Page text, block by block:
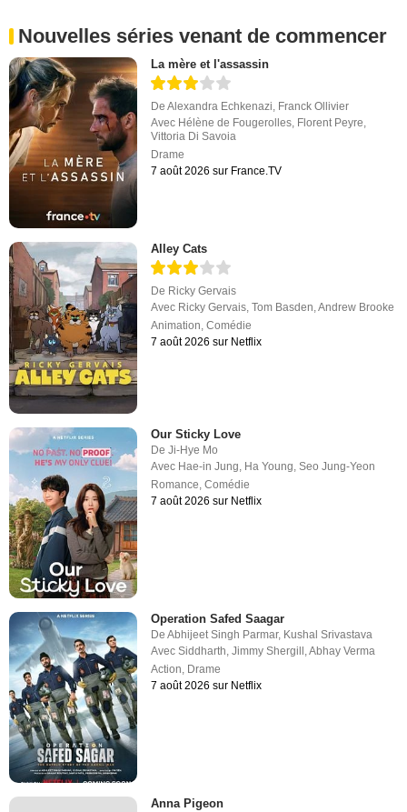
Nouvelles séries venant de commencer
La mère et l'assassin
DeAlexandra Echkenazi, Franck Ollivier
Avec Hélène de Fougerolles, Florent Peyre,
Vittoria Di Savoia
Drame
7 août 2026 sur France.TV
Alley Cats
De Ricky Gervais
Avec Ricky Gervais,Tom Basden,Andrew Brooke
Animation,Comédie
7 août 2026 sur Netflix
Our Sticky Love
DeJi-Hye Mo
Avec Hae-in Jung Ha Young ,Seo Jung-Yeon
Romance ,Comédie
7 août 2026 sur Netflix
Operation Safed Saagar
DeAbhijeet Singh Parmar, Kushal Srivastava
AvecSiddharth,Jimmy Shergill ,Abhay Verma
Action, Drame
7 août 2026 sur Netflix
Anna Pigeon